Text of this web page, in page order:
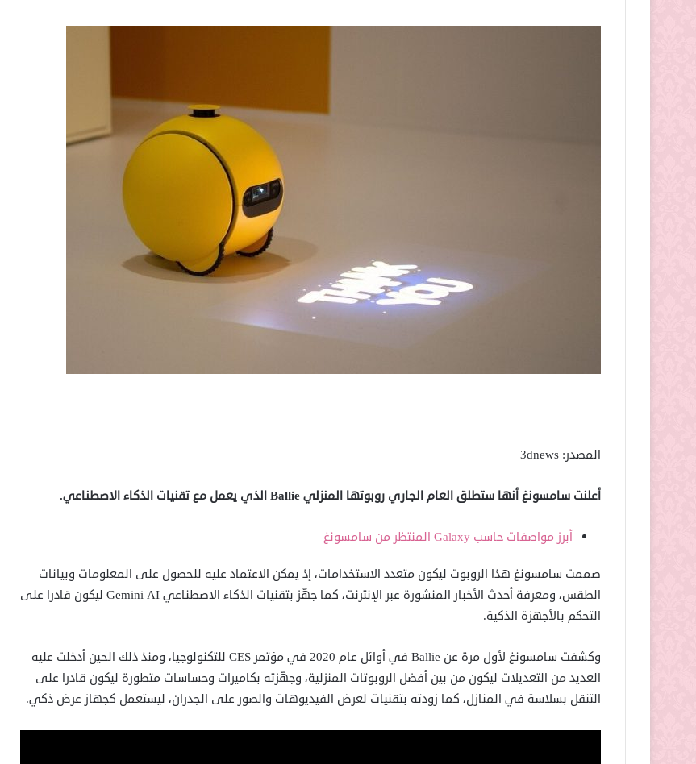
المصدر: 3dnews
أعلنت سامسونغ أنها ستطلق العام الجاري روبوتها المنزلي Ballie الذي يعمل مع تقنيات الذكاء الاصطناعي.
أبرز مواصفات حاسب Galaxy المنتظر من سامسونغ
صممت سامسونغ هذا الروبوت ليكون متعدد الاستخدامات، إذ يمكن الاعتماد عليه للحصول على المعلومات وبيانات
الطقس، ومعرفة أحدث الأخبار المنشورة عبر الإنترنت، كما جهّز بتقنيات الذكاء الاصطناعي Gemini AI ليكون قادرا على
التحكم بالأجهزة الذكية.
وكشفت سامسونغ لأول مرة عن Ballie في أوائل عام 2020 في مؤتمر CES للتكنولوجيا، ومنذ ذلك الحين أدخلت عليه
العديد من التعديلات ليكون من بين أفضل الروبوتات المنزلية، وجهّزته بكاميرات وحساسات متطورة ليكون قادرا على
التنقل بسلاسة في المنازل، كما زودته بتقنيات لعرض الفيديوهات والصور على الجدران، ليستعمل كجهاز عرض ذكي.